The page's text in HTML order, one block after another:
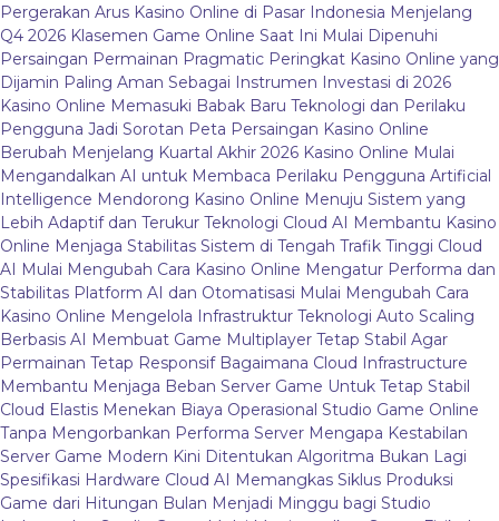
Pergerakan Arus Kasino Online di Pasar Indonesia Menjelang
Q4 2026 Klasemen Game Online Saat Ini Mulai Dipenuhi
Persaingan Permainan Pragmatic Peringkat Kasino Online yang
Dijamin Paling Aman Sebagai Instrumen Investasi di 2026
Kasino Online Memasuki Babak Baru Teknologi dan Perilaku
Pengguna Jadi Sorotan Peta Persaingan Kasino Online
Berubah Menjelang Kuartal Akhir 2026 Kasino Online Mulai
Mengandalkan AI untuk Membaca Perilaku Pengguna Artificial
Intelligence Mendorong Kasino Online Menuju Sistem yang
Lebih Adaptif dan Terukur Teknologi Cloud AI Membantu Kasino
Online Menjaga Stabilitas Sistem di Tengah Trafik Tinggi Cloud
AI Mulai Mengubah Cara Kasino Online Mengatur Performa dan
Stabilitas Platform AI dan Otomatisasi Mulai Mengubah Cara
Kasino Online Mengelola Infrastruktur Teknologi Auto Scaling
Berbasis AI Membuat Game Multiplayer Tetap Stabil Agar
Permainan Tetap Responsif Bagaimana Cloud Infrastructure
Membantu Menjaga Beban Server Game Untuk Tetap Stabil
Cloud Elastis Menekan Biaya Operasional Studio Game Online
Tanpa Mengorbankan Performa Server Mengapa Kestabilan
Server Game Modern Kini Ditentukan Algoritma Bukan Lagi
Spesifikasi Hardware Cloud AI Memangkas Siklus Produksi
Game dari Hitungan Bulan Menjadi Minggu bagi Studio